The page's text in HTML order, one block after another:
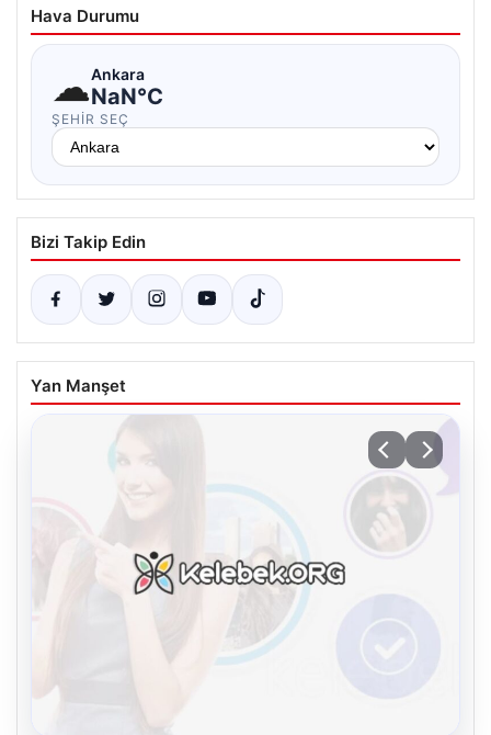
Hava Durumu
☁Ankara
NaN°C
ŞEHIR SEÇ
Bizi Takip Edin
Yan Manşet